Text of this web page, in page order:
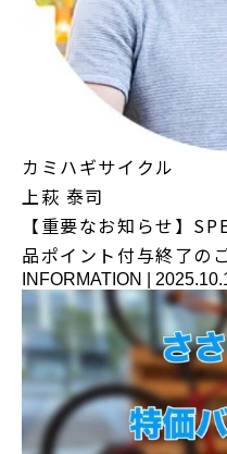
カミハギサイクル
上萩 泰司
【重要なお知らせ】
品ポイント付与終了の
INFORMATION